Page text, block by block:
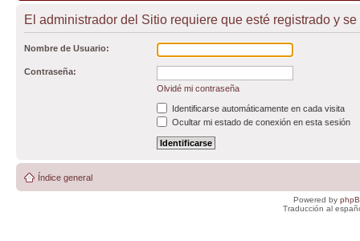
El administrador del Sitio requiere que esté registrado y
Nombre de Usuario:
Contraseña:
Olvidé mi contraseña
Identificarse automáticamente en cada visita
Ocultar mi estado de conexión en esta sesión
Índice general
Powered by
Traducción al